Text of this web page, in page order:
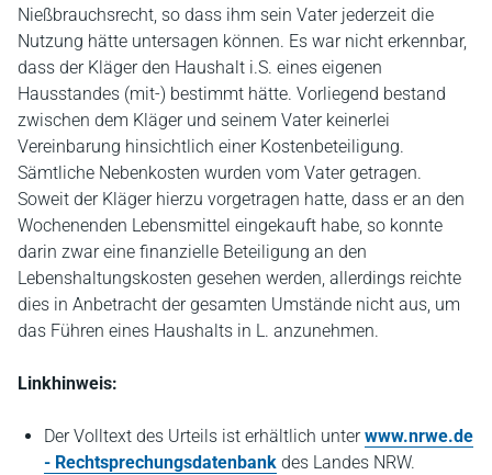
Nießbrauchsrecht, so dass ihm sein Vater jederzeit die
Nutzung hätte untersagen können. Es war nicht erkennbar,
dass der Kläger den Haushalt i.S. eines eigenen
Hausstandes (mit-) bestimmt hätte. Vorliegend bestand
zwischen dem Kläger und seinem Vater keinerlei
Vereinbarung hinsichtlich einer Kostenbeteiligung.
Sämtliche Nebenkosten wurden vom Vater getragen.
Soweit der Kläger hierzu vorgetragen hatte, dass er an den
Wochenenden Lebensmittel eingekauft habe, so konnte
darin zwar eine finanzielle Beteiligung an den
Lebenshaltungskosten gesehen werden, allerdings reichte
dies in Anbetracht der gesamten Umstände nicht aus, um
das Führen eines Haushalts in L. anzunehmen.
Linkhinweis:
Der Volltext des Urteils ist erhältlich unterwww.nrwe.de
- Rechtsprechungsdatenbank des Landes NRW.